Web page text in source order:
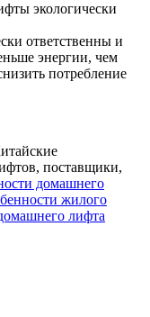
экологически
ответственны и
энергии, чем
потребление
поставщики,
домашнего
жилого
лифта